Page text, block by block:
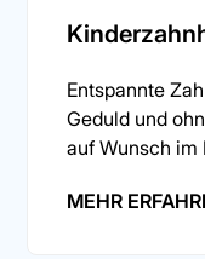
Entspannte
Geduld und
auf Wunsch im
MEHR